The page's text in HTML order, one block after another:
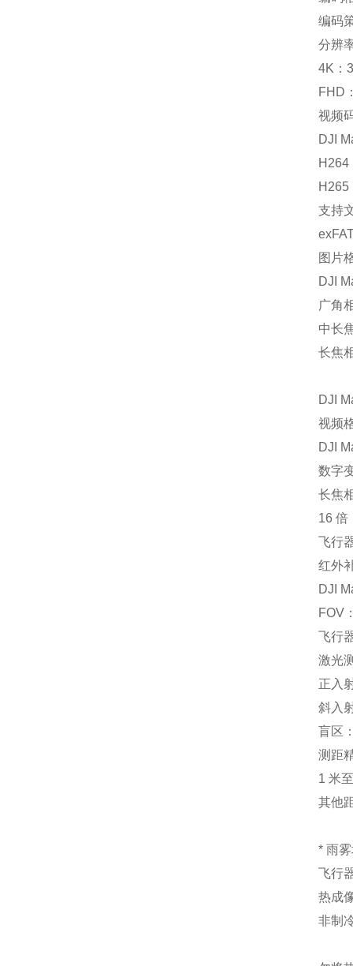
编码
分辨
4K：
FHD
视频
DJI
H264
H265
支持
图片
DJI
广角
中长
长焦
DJI
视频
DJI
数字
长焦
16 倍
飞行
红外
DJI
FOV
飞行
激光
正入
斜入
盲区
测距
1 米
其他
* 雨
飞行
热成
非制